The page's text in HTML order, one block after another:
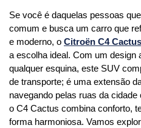
Se você é daquelas pessoas
comum e busca um carro que
e moderno, o Citroën C4
a escolha ideal. Com um design
qualquer esquina, este SUV
de transporte; é uma extensão
navegando pelas ruas da
o C4 Cactus combina conforto,
forma harmoniosa. Vamos